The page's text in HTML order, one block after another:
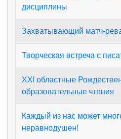
дисциплины
Захватывающий матч-
Творческая встреча с
XXI областные
образовательные чтения
Каждый из нас может
неравнодушен!